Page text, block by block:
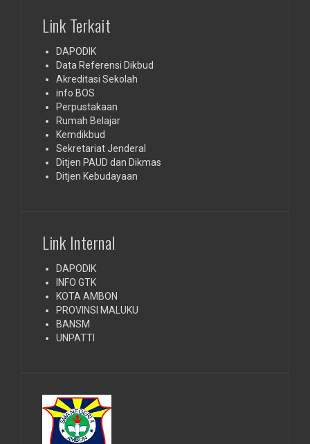
Link Terkait
DAPODIK
Data Referensi Dikbud
Akreditasi Sekolah
info BOS
Perpustakaan
Rumah Belajar
Kemdikbud
Sekretariat Jenderal
Ditjen PAUD dan Dikmas
Ditjen Kebudayaan
Link Internal
DAPODIK
INFO GTK
KOTA AMBON
PROVINSI MALUKU
BANSM
UNPATTI